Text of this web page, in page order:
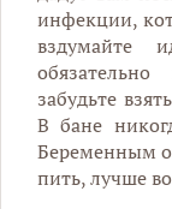
инфекции,
вздумайте
забудьте
В бане
Беременным
пить, лучше